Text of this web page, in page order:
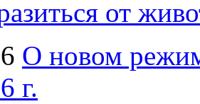
от
О новом
г.